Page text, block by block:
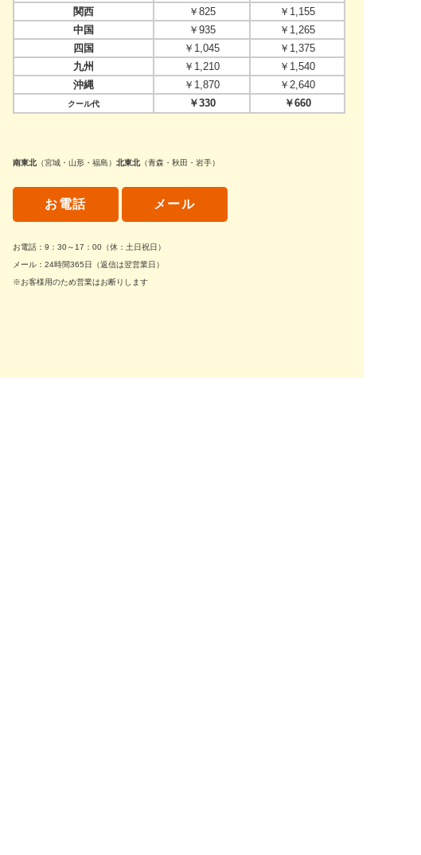
関西 ￥825
￥1,155
中国
￥935
￥1,265
四国
￥1,045
￥1,375
九州
￥1,210
￥1,540
沖縄
￥1,870 ￥2,640
クール代 ￥330 ￥660
南東北（宮城・山形・福島） 北東北（青森・秋田・岩手）
お電話 メール
お電話：9：30～17：00（休：土日祝日）
メール：24時間365日（返信は翌営業日）
※お客様用のため営業はお断りします